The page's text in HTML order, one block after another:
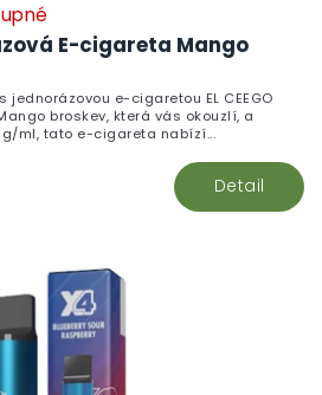
E-cigareta Mango
Detail
e-cigaretou EL CEEGO
broskev, která vás okouzlí, a
ml, tato e-cigareta nabízí...